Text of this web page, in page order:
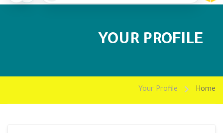
YOUR PROFILE
Home
Your Profile